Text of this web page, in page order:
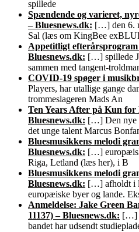
spillede
Spændende og varieret,
– Bluesnews.dk: […] den 6.
Sal (læs om KingBee
Appetitligt efterårsprogram
Bluesnews.dk: […] spillede
sammen med tangent-
COVID-19 spøger i
Players, har utallige gange
trommeslageren Mads An
Ten Years After på Kun
Bluesnews.dk: […] Den nye
det unge talent Marcus
Bluesmusikkens melodi
Bluesnews.dk: […]
Riga, Letland (læs her), i B
Bluesmusikkens melodi
Bluesnews.dk: […] afholdt i
europæiske byer og lande.
Anmeldelse: Jake Green
11137) – Bluesnews.dk: […]
bandet har udsendt